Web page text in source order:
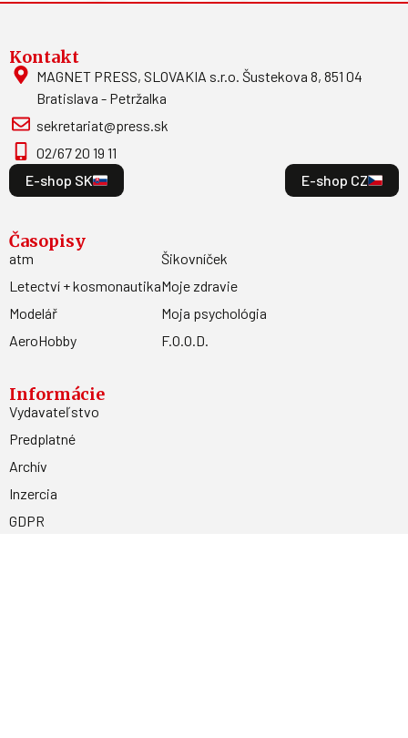
Kontakt
MAGNET PRESS, SLOVAKIA s.r.o. Šustekova 8, 851 04
Bratislava - Petržalka
sekretariat@press.sk
02/67 20 19 11
E-shop SK
E-shop CZ
Časopisy
atm
Letectví + kosmonautika
Modelář
AeroHobby
Šikovníček
Moje zdravie
Moja psychológia
F.O.O.D.
Informácie
Vydavateľstvo
Predplatné
Archív
Inzercia
GDPR